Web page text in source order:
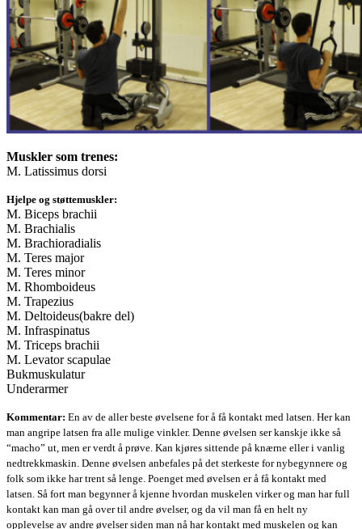
Muskler som trenes:
M. Latissimus dorsi
Hjelpe og støttemuskler:
M. Biceps brachii
M. Brachialis
M. Brachioradialis
M. Teres major
M. Teres minor
M. Rhomboideus
M. Trapezius
M. Deltoideus(bakre del)
M. Infraspinatus
M. Triceps brachii
M. Levator scapulae
Bukmuskulatur
Underarmer
Kommentar: En av de aller beste øvelsene for å få kontakt med latsen. Her kan
man angripe latsen fra alle mulige vinkler. Denne øvelsen ser kanskje ikke så
“macho” ut, men er verdt å prøve. Kan kjøres sittende på knærne eller i vanlig
nedtrekkmaskin. Denne øvelsen anbefales på det sterkeste for nybegynnere og
folk som ikke har trent så lenge. Poenget med øvelsen er å få kontakt med
latsen. Så fort man begynner å kjenne hvordan muskelen virker og man har full
kontakt kan man gå over til andre øvelser, og da vil man få en helt ny
opplevelse av andre øvelser siden man nå har kontakt med muskelen og kan